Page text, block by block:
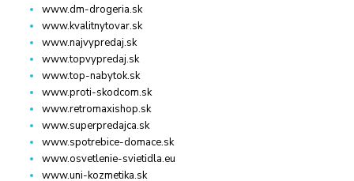
www.dm-drogeria.sk
www.kvalitnytovar.sk
www.najvypredaj.sk
www.topvypredaj.sk
www.top-nabytok.sk
www.proti-skodcom.sk
www.retromaxishop.sk
www.superpredajca.sk
www.spotrebice-domace.sk
www.osvetlenie-svietidla.eu
www.uni-kozmetika.sk